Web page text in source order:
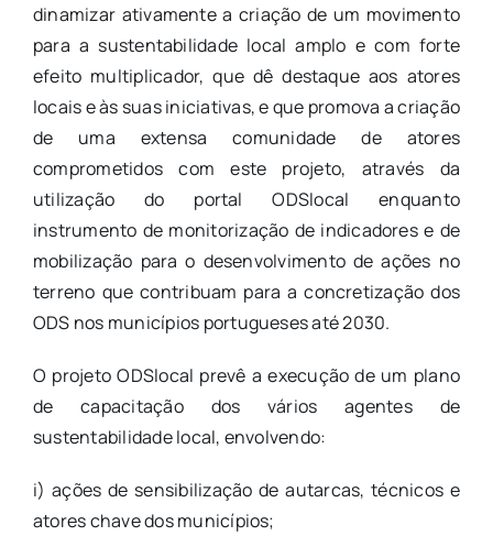
dinamizar ativamente a criação de um movimento
para a sustentabilidade local amplo e com forte
efeito multiplicador, que dê destaque aos atores
locais e às suas iniciativas, e que promova a criação
de uma extensa comunidade de atores
comprometidos com este projeto, através da
utilização do portal ODSlocal enquanto
instrumento de monitorização de indicadores e de
mobilização para o desenvolvimento de ações no
terreno que contribuam para a concretização dos
ODS nos municípios portugueses até 2030.
O projeto ODSlocal prevê a execução de um plano
de capacitação dos vários agentes de
sustentabilidade local, envolvendo:
i) ações de sensibilização de autarcas, técnicos e
atores chave dos municípios;